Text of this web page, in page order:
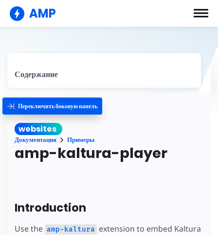
AMP
Содержание
Переключить боковую панель
websites
Документация Примеры
amp-kaltura-player
Introduction
Use the amp-kaltura extension to embed Kaltura